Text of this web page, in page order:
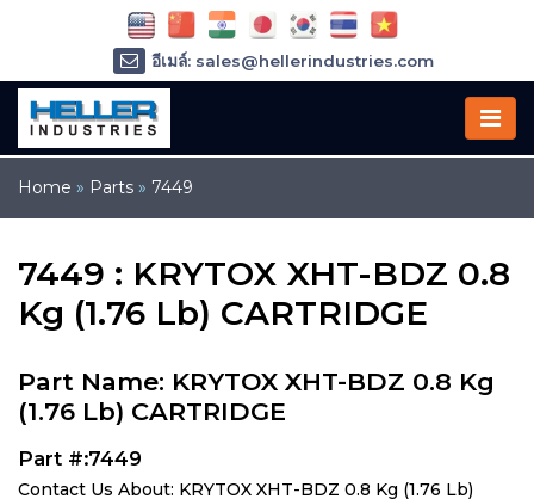
Home » Parts » 7449
7449 : KRYTOX XHT-BDZ 0.8
Kg (1.76 Lb) CARTRIDGE
Part Name: KRYTOX XHT-BDZ 0.8 Kg
(1.76 Lb) CARTRIDGE
Part #:7449
Contact Us About: KRYTOX XHT-BDZ 0.8 Kg (1.76 Lb)
อีเมล์: sales@hellerindustries.com
อีเมล์: service@hellerindustries.com
โทรศัพท์ :